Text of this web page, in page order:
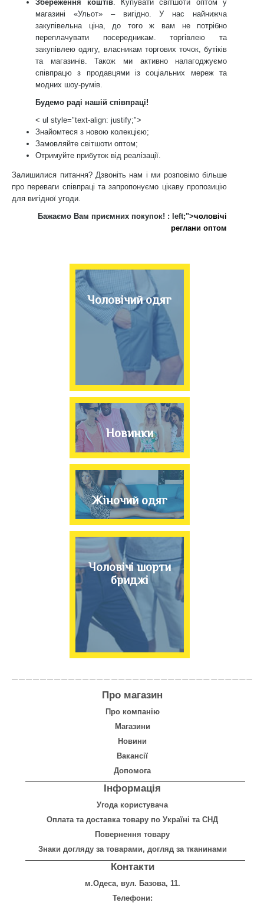
Збереження коштів. Купувати світшоти оптом у
магазині «Ульот» – вигідно. У нас найнижча
закупівельна ціна, до того ж вам не потрібно
переплачувати посередникам. торгівлею та
закупівлею одягу, власникам торгових точок, бутіків
та магазинів. Також ми активно налагоджуємо
співпрацю з продавцями із соціальних мереж та
модних шоу-румів.
Будемо раді нашій співпраці!
< ul style="text-align: justify;">
Знайомтеся з новою колекцією;
Замовляйте світшоти оптом;
Отримуйте прибуток від реалізації.
Залишилися питання? Дзвоніть нам і ми розповімо більше
про переваги співпраці та запропонуємо цікаву пропозицію
для вигідної угоди.
Бажаємо Вам приємних покупок! : left;">чоловічі
реглани оптом
Чоловічий одяг
Новинки
Жіночий одяг
Чоловічі шорти
бриджі
Про магазин
Про компанію
Магазини
Новини
Вакансії
Допомога
Інформація
Угода користувача
Оплататадоставка товару по Україні та СНД
Повернення товару
Знаки догляду за товарами, догляд за тканинами
Контакти
м.Одеса, вул. Базова, 11.
Телефони: